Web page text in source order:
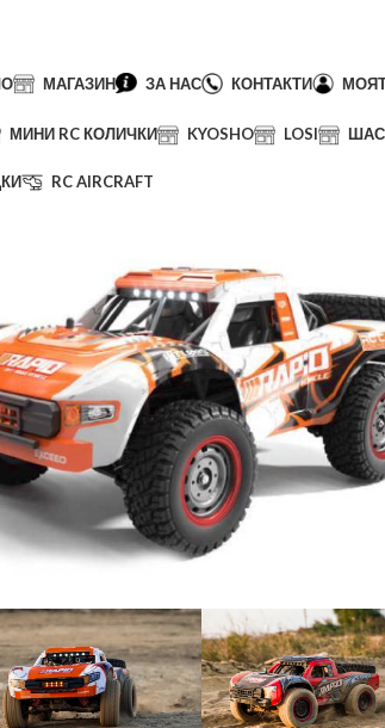
МАГАЗИН ЗА НАС КОНТАКТИ
МИНИ RC КОЛИЧКИ KYOSHO LOSI
RC AIRCRAFT